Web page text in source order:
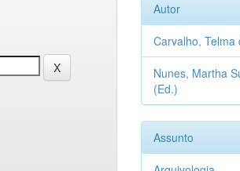
Autor
Carvalho, Telma
Nunes, Martha
(Ed.)
Assunto